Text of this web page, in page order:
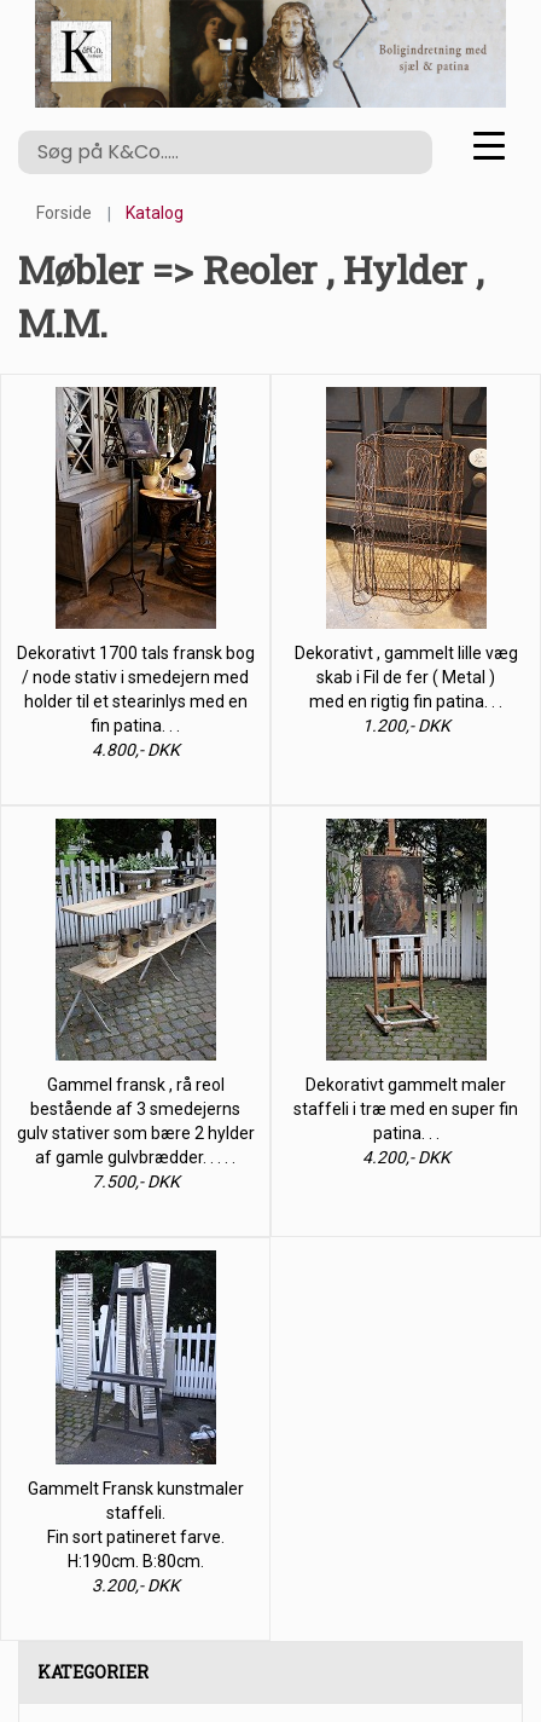
Forside Katalog
Møbler => Reoler , Hylder ,
M.m.
Dekorativt 1700 tals fransk bog
/ node stativ i smedejern med
holder til et stearinlys med en
fin patina. . .
4.800,- DKK
Dekorativt , gammelt lille væg
skab i Fil de fer ( Metal )
med en rigtig fin patina. . .
1.200,- DKK
Gammel fransk , rå reol
bestående af 3 smedejerns
gulv stativer som bære 2 hylder
af gamle gulvbrædder. . . . .
7.500,- DKK
Dekorativt gammelt maler
staffeli i træ med en super fin
patina. . .
4.200,- DKK
Gammelt Fransk kunstmaler
staffeli.
Fin sort patineret farve.
H:190cm. B:80cm.
3.200,- DKK
KATEGORIER